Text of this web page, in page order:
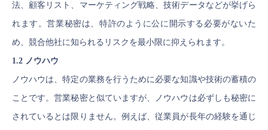
法、顧客リスト、マーケティング戦略、技術データなどが挙げら
れます。営業秘密は、特許のように公に開示する必要がないた
め、競合他社に知られるリスクを最小限に抑えられます。
1.2 ノウハウ
ノウハウは、特定の業務を行うために必要な知識や技術の蓄積の
ことです。営業秘密と似ていますが、ノウハウは必ずしも秘密に
されているとは限りません。例えば、従業員が長年の経験を通じ